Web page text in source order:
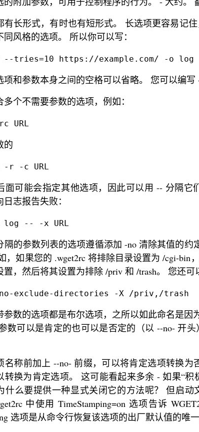
有长形式，有时也有短形式。 长选项更容易记
同风格的选项。 所以你可以写：
--tries=10 https://example.com/ -o log
项和参数本身之间的空格可以省略。 您可以编写
个不需要参数的选项，例如：
URL
的
-r -c URL
面可能会指定其他选项，因此可以用 -- 分隔它
志报告失败：
log -- -x URL
隔的参数列表的选项遵循添加 -no 清除其值的约
，如果您的 .wget2rc 将排除目录设置为 /cgi-bin
置，然后将其设置为排除 /priv 和 /trash。 您还可
exclude-directories -X /priv,/trash
参数的选项都是布尔选项，之所以如此命名是因
数可以是肯定的也可以是否定的（以 --no- 开
名称前加上 --no- 前缀，可以将肯定选项转换为
转换为肯定选项。 这可能看起来多余 - 如果“
什么要提供一种显式关闭它的方法呢？ 但启
中使用 TimeStamping=on 选项告诉
选项是从命令行恢复该选项的出厂默认值的唯一